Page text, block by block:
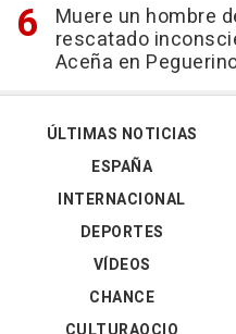
Muere un hombre
rescatado
Aceña en
ÚLTIMAS NOTICIAS
ESPAÑA
INTERNACIONAL
DEPORTES
VÍDEOS
CHANCE